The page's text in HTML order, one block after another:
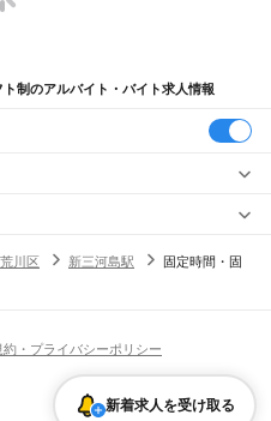
制のアルバイト・バイト求人情報
昭島市調布市町田市小金井市
狛江市 東大和市 清瀬市
あきる野市西東京市 大島町利島村
代々木駅
田端駅 西日暮里駅
新橋駅浜松町駅田町駅
バー（BAR）・バーテンダー
店長・マネージャー）
髪型・髪色自由
留学生・外国人活躍中
荒川区 新三河島駅
固定時間・固
新着求人を受け取る
約・プライバシーポリシー